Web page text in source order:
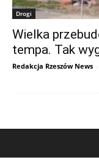
Drogi
Wielka
tempa. Tak
Redakcja Rzeszów News -